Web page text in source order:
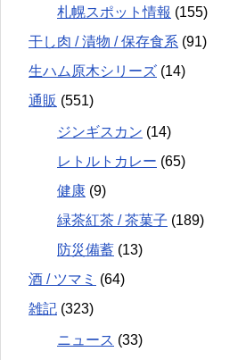
札幌スポット情報 (155)
干し肉 / 漬物 / 保存食系 (91)
生ハム原木シリーズ (14)
通販 (551)
ジンギスカン (14)
レトルトカレー (65)
健康 (9)
緑茶紅茶 / 茶菓子 (189)
防災備蓄 (13)
酒 / ツマミ (64)
雑記 (323)
ニュース (33)